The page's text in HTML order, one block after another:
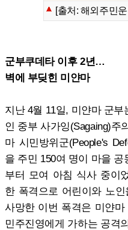
[출처: 해외주민
군부쿠데타 이후 2년…
벽에 부딪힌 미얀마
지난 4월 11일, 미얀마 군
인 중부 사가잉(Sagaing)주
마 시민방위군(People's
을 주민 150여 명이 마을
부터 모여 아침 식사 중이
한 폭격으로 어린이와 노
사망한 이번 폭격은 미얀
민주진영에게 가하는 공격